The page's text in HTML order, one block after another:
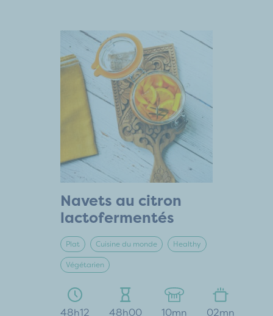
Navets au citron
lactofermentés
Plat Cuisine du monde Healthy
Végétarien
48h12 48h00 10mn 02mn